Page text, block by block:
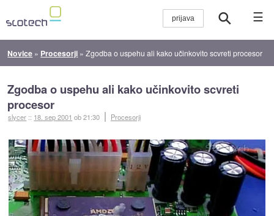
☰
Novice » Procesorji »Zgodba o uspehu ali kako učinkovito scvreti procesor
Zgodba o uspehu ali kako učinkovito scvreti
procesor
slycer :: 18. sep 2001 ob 21:30 Procesorji